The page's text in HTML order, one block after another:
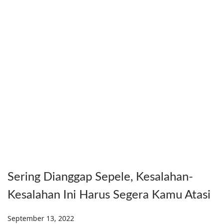
Sering Dianggap Sepele, Kesalahan-
Kesalahan Ini Harus Segera Kamu Atasi
Posted on
September 13, 2022